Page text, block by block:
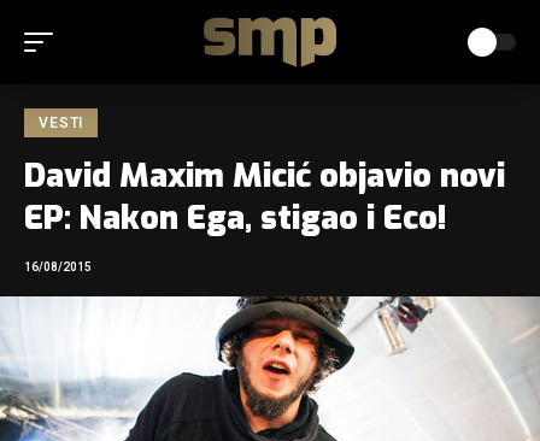
VESTI
David Maxim Micić objavio novi
EP: Nakon Ega, stigao i Eco!
16/08/2015